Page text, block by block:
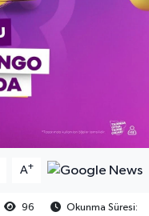
A+
96
Okunma Süresi: